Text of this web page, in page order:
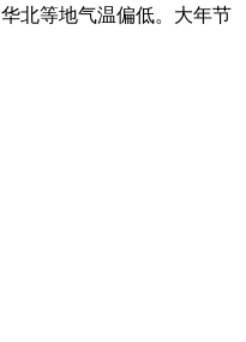
北等地气温偏低。大年节